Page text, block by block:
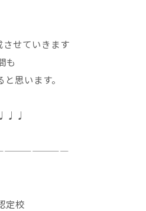
せていきます
も
思います。
♩♩♩
定校